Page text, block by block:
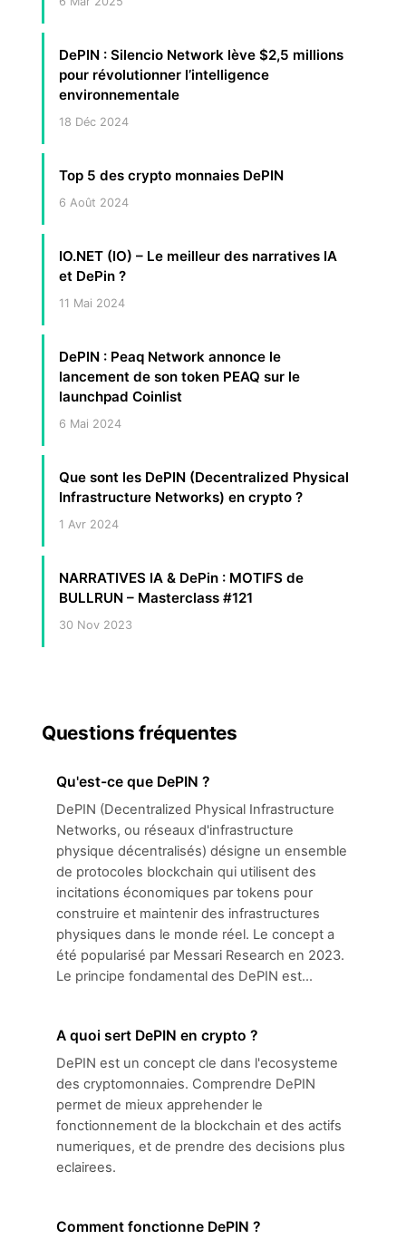
DePIN : Silencio Network lève $2,5 millions
pour révolutionner l’intelligence
environnementale
18 Déc 2024
Top 5 des crypto monnaies DePIN
6 Août 2024
IO.NET (IO) – Le meilleur des narratives IA
et DePin ?
11 Mai 2024
DePIN : Peaq Network annonce le
lancement de son token PEAQ sur le
launchpad Coinlist
6 Mai 2024
Que sont les DePIN (Decentralized Physical
Infrastructure Networks) en crypto ?
1 Avr 2024
NARRATIVES IA & DePin : MOTIFS de
BULLRUN – Masterclass #121
30 Nov 2023
Questions fréquentes
Qu'est-ce que DePIN ?
DePIN (Decentralized Physical Infrastructure
Networks, ou réseaux d'infrastructure
physique décentralisés) désigne un ensemble
de protocoles blockchain qui utilisent des
incitations économiques par tokens pour
construire et maintenir des infrastructures
physiques dans le monde réel. Le concept a
été popularisé par Messari Research en 2023.
Le principe fondamental des DePIN est...
A quoi sert DePIN en crypto ?
DePIN est un concept cle dans l'ecosysteme
des cryptomonnaies. Comprendre DePIN
permet de mieux apprehender le
fonctionnement de la blockchain et des actifs
numeriques, et de prendre des decisions plus
eclairees.
Comment fonctionne DePIN ?